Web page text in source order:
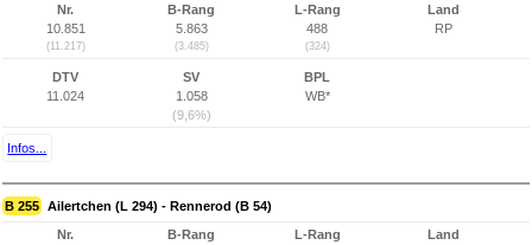
Nr.
10.851
(11.217)
B-Rang
5.863
(3.485)
L-Rang
488
(324)
Land
RP
DTV
11.024
SV
1.058
(9,6%)
BPL
WB*
Infos...
B 255 Ailertchen (L 294) - Rennerod (B 54)
Nr.
B-Rang
L-Rang
Land